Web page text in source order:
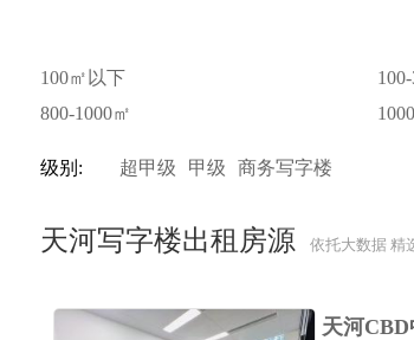
100㎡以下
800-1000㎡
级别: 超甲级 甲级 商务写字楼
天河写字楼出租房源 依托大数据 精